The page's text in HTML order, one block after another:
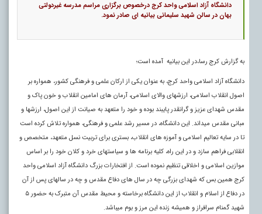
دانشگاه آزاد اسلامی واحد کرج درخصوص برگزاری مراسم مدرسه غیردولتی
بهان در سالن شهید سلیمانی بیانیه ای صادر نمود.
به گزارش کرج رسا،در این بیانیه آمده است؛
دانشگاه آزاد اسلامی واحد کرج، به عنوان یکی از ارکان علمی و فرهنگی کشور، همواره بر
اصول انقلاب اسلامی، ارزش­های والای اسلامی، آرمان های امامین انقلاب و خون پاک و
مقدس شهدای عزیز و گرانقدر پایبند بوده و خود را متعهد به صیانت از این اصول، ارزش­ها و
مبانی مقدس می­داند. این دانشگاه، در مسیر رشد علمی و فرهنگی، همواره تلاش کرده است
تا در سایه تعالیم اسلامی و آموزه های انقلاب، بستری برای تربیت نسل متعهد، متخصص و
انقلابی فراهم سازد و در این راه، کلیه برنامه­ ها و سیاست­های خرد و کلان خود را بر اساس
موازین اسلامی و اخلاقی تنظیم نموده است. از افتخارات بزرگ دانشگاه آزاد اسلامی واحد
کرج همین بس که شهدای بزرگی چه در سال های دفاع مقدس و چه در سال­های پس از آن
در دفاع از اسلام و انقلاب از این دانشگاه برخاسته و محیط مقدس آن متبرک به حضور ۵
شهید گمنام سرافراز و همیشه زنده این مرز و بوم می­باشد.